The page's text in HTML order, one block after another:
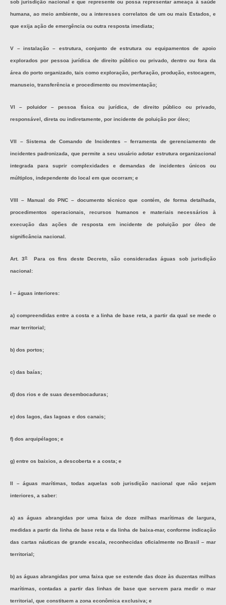
sob jurisdição nacional e que represente ou possa representar ameaça à saúde
humana, ao meio ambiente, ou a interesses correlatos de um ou mais Estados, e
que exija ação de emergência ou outra resposta imediata;
V – instalação – estrutura, conjunto de estrutura ou equipamentos de apoio
explorados por pessoa jurídica de direito público ou privado, dentro ou fora da
área do porto organizado, tais como exploração, perfuração, produção, estocagem,
manuseio, transferência e procedimento ou movimentação;
VI – poluidor – pessoa física ou jurídica, de direito público ou privado,
responsável, direta ou indiretamente, por incidente de poluição por óleo;
VII – Sistema de Comando de Incidentes – ferramenta de gerenciamento de
incidentes padronizada, que permite a seu usuário adotar estrutura organizacional
integrada para suprir complexidades e demandas de incidentes únicos ou
múltiplos, independente do local em que ocorram; e
VIII – Manual do PNC – documento técnico que contém, de forma detalhada,
procedimentos operacionais, recursos humanos e materiais necessários à
execução das ações de resposta em incidente de poluição por óleo de
significância nacional.
Art. 3oPara os fins deste Decreto, são consideradas águas sob jurisdição
nacional:
I – águas interiores:
a) compreendidas entre a costa e a linha de base reta, a partir da qual se mede o
mar territorial;
b) dos portos;
c) das baías;
d) dos rios e de suas desembocaduras;
e) dos lagos, das lagoas e dos canais;
f) dos arquipélagos; e
g) entre os baixios, a descoberta e a costa; e
II – águas marítimas, todas aquelas sob jurisdição nacional que não sejam
interiores, a saber:
a) as águas abrangidas por uma faixa de doze milhas marítimas de largura,
medidas a partir da linha de base reta e da linha de baixa-mar, conforme indicação
das cartas náuticas de grande escala, reconhecidas oficialmente no Brasil – mar
territorial;
b) as águas abrangidas por uma faixa que se estende das doze às duzentas milhas
marítimas, contadas a partir das linhas de base que servem para medir o mar
territorial, que constituem a zona econômica exclusiva; e